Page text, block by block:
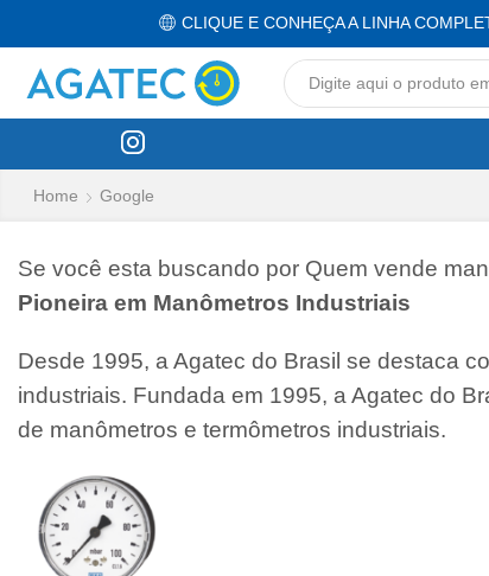
CLIQUE E CONHEÇA A LINHA
Home Google
Se você esta buscando por Quem vende
Pioneira em Manômetros Industriais
Desde 1995, a Agatec do Brasil se destaca
industriais. Fundada em 1995, a Agatec do
de manômetros e termômetros industriais.